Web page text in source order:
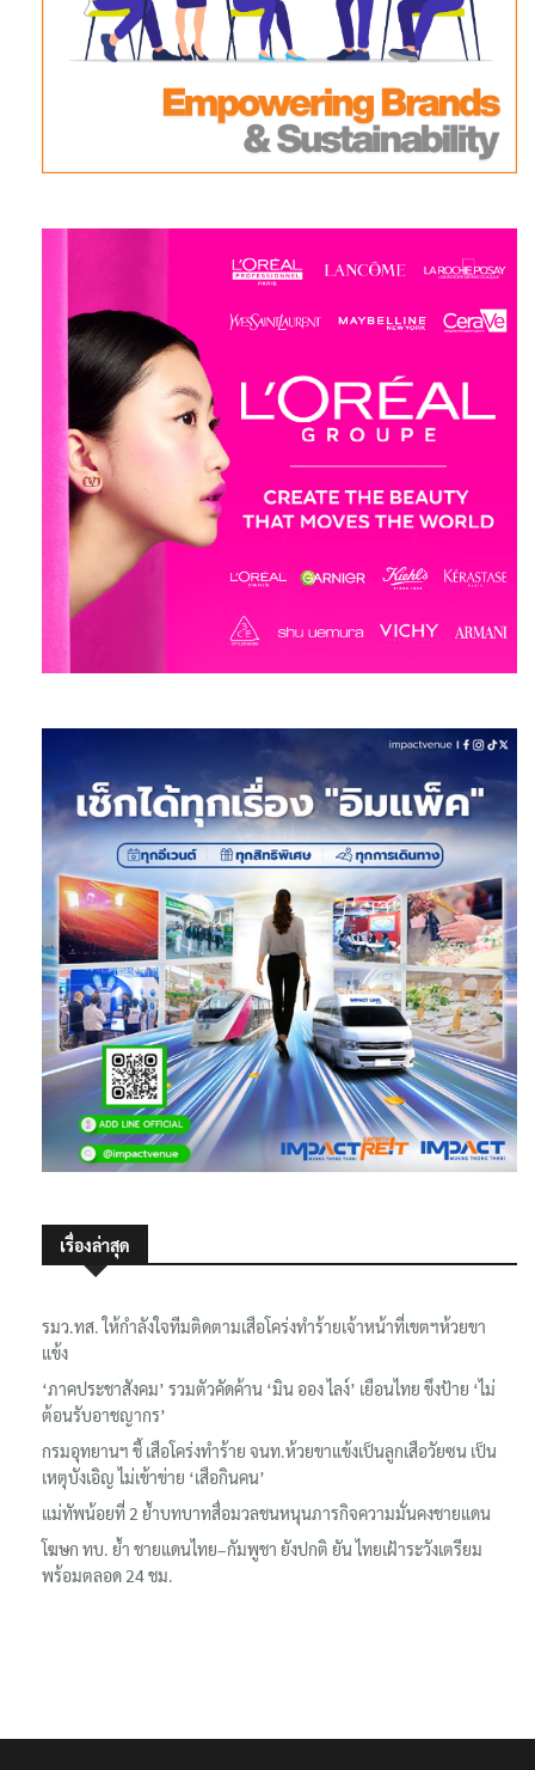
เรื่องล่าสุด
รมว.ทส. ให้กำลังใจทีมติดตามเสือโคร่งทำร้ายเจ้าหน้าที่เขตฯห้วยขา
แข้ง
‘ภาคประชาสังคม’ รวมตัวคัดค้าน ‘มิน ออง ไลง์’ เยือนไทย ขึงป้าย ‘ไม่
ต้อนรับอาชญากร’
กรมอุทยานฯ ชี้ เสือโคร่งทำร้าย จนท.ห้วยขาแข้งเป็นลูกเสือวัยซน เป็น
เหตุบังเอิญ ไม่เข้าข่าย ‘เสือกินคน’
แม่ทัพน้อยที่ 2 ย้ำบทบาทสื่อมวลชนหนุนภารกิจความมั่นคงชายแดน
โฆษก ทบ. ย้ำ ชายแดนไทย–กัมพูชา ยังปกติ ยัน ไทยเฝ้าระวังเตรียม
พร้อมตลอด 24 ชม.